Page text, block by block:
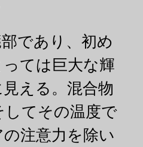
であり、初め
ては巨大な輝
える。混合物
してその温度で
注意力を除い